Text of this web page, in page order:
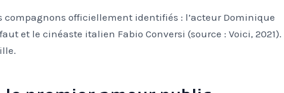
officiellement identifiés : l’acteur Dominique
et le cinéaste italien Fabio Conversi (source : Voici, 2021).